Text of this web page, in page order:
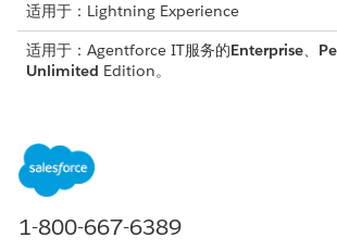
适用于：Lightning Experience
适用于：Agentforce IT服务的Enterprise、
Unlimited Edition。
服务请求，编排多个部门服务请求。
离职员工
部署此模板，以标准化端到端的员工离职工
1-800-667-6389